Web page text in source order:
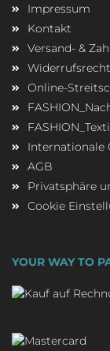
Impressum
Kontakt
Versand- &
Online-
Internationale
AGB
Privatsphäre
Cookie
YOUR WAY TO